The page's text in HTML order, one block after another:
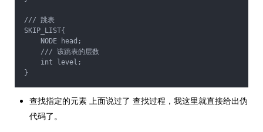
/// 跳表
SKIP_LIST{
NODE head;
/// 该跳表的层数
int level;
}
查找指定的元素 上面说过了 查找过程，我这里就直接给出伪
代码了。